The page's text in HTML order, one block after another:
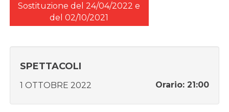
Sostituzione del 24/04/2022 e
del 02/10/2021
SPETTACOLI
1 OTTOBRE 2022 Orario: 21:00